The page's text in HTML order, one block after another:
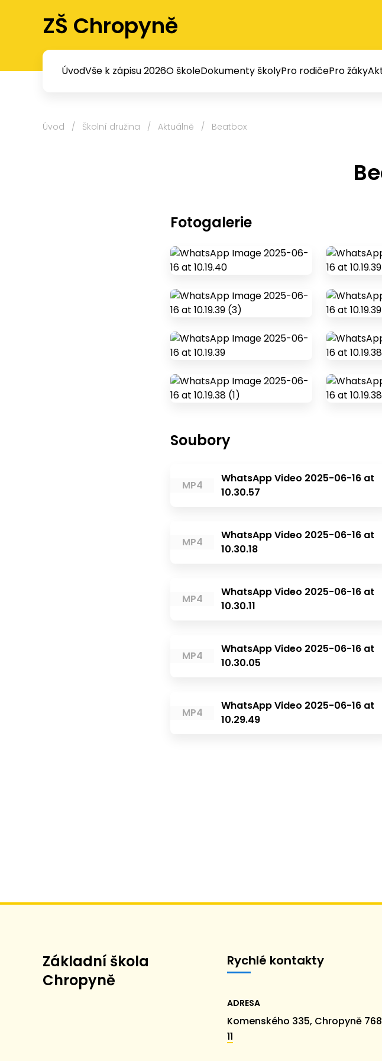
ZŠ Chropyně
ÚvodVše k zápisu 2026O školeDokumenty školyPro rodičePro žáky
Úvod / Školní družina / Aktuálně / Beatbox
Fotogalerie
Soubory
MP4
WhatsApp Video 2025-06-16 at
10.30.57
MP4
WhatsApp Video 2025-06-16 at
10.30.18
MP4
WhatsApp Video 2025-06-16 at
10.30.11
MP4
WhatsApp Video 2025-06-16 at
10.30.05
MP4
WhatsApp Video 2025-06-16 at
10.29.49
Základní škola
Chropyně
Rychlé kontakty
ADRESA
Komenského 335, Chropyně 768
11